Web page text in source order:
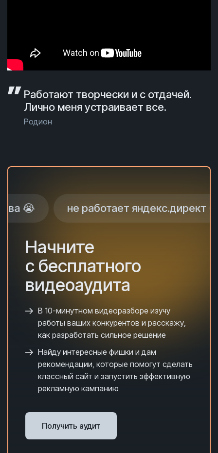
Работают творчески и с отдачей.
Лично меня устраивает все.
Родион
не работает яндекс.директ 😥
Начните
с бесплатного
видеоаудита
В 10-минутном видеоразборе изучу
работы ваших конкурентов и расскажу,
как разработать сильное решение
Найду интересные фишки и дам
рекомендации, которые помогут сделать
классный сайт и запустить эффективную
рекламную кампанию
Получить аудит